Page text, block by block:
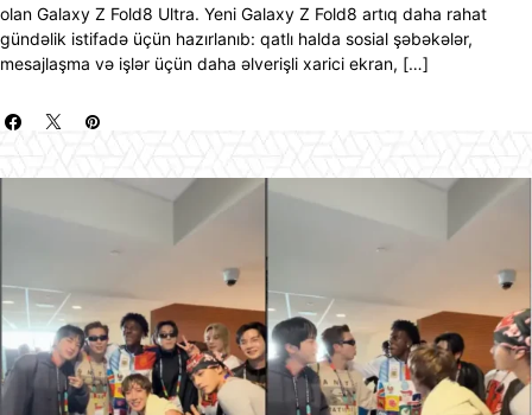
olan Galaxy Z Fold8 Ultra. Yeni Galaxy Z Fold8 artıq daha rahat
gündəlik istifadə üçün hazırlanıb: qatlı halda sosial şəbəkələr,
mesajlaşma və işlər üçün daha əlverişli xarici ekran, […]